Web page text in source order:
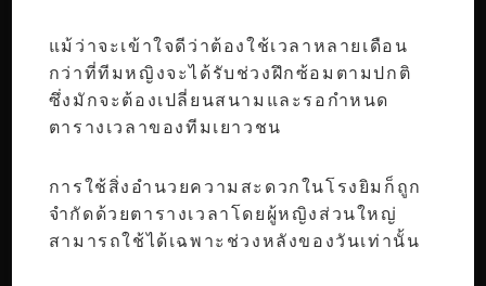
แม้ว่าจะเข้าใจดีว่าต้องใช้เวลาหลายเดือน
กว่าที่ทีมหญิงจะได้รับช่วงฝึกซ้อมตามปกติ
ซึ่งมักจะต้องเปลี่ยนสนามและรอกำหนด
ตารางเวลาของทีมเยาวชน
การใช้สิ่งอำนวยความสะดวกในโรงยิมก็ถูก
จำกัดด้วยตารางเวลาโดยผู้หญิงส่วนใหญ่
สามารถใช้ได้เฉพาะช่วงหลังของวันเท่านั้น